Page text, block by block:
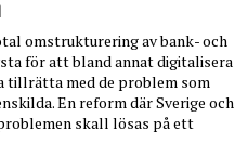
omstrukturering av bank- och
för att bland annat digitalisera
tillrätta med de problem som
En reform där Sverige och
skall lösas på ett